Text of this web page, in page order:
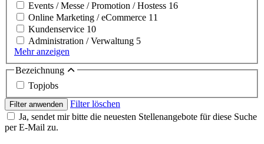
Events / Messe / Promotion / Hostess 16
Online Marketing / eCommerce 11
Kundenservice 10
Administration / Verwaltung 5
Mehr anzeigen
Bezeichnung
Topjobs
Filter anwenden
Filter löschen
Ja, sendet mir bitte die neuesten Stellenangebote für diese Suche
per E-Mail zu.